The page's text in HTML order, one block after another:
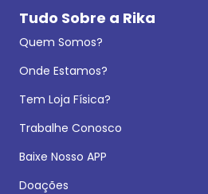
Tudo Sobre a Rika
Quem Somos?
Onde Estamos?
Tem Loja Física?
Trabalhe Conosco
Baixe Nosso APP
Doações